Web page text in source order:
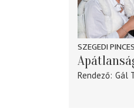
SZEGEDI
Rendező Gál